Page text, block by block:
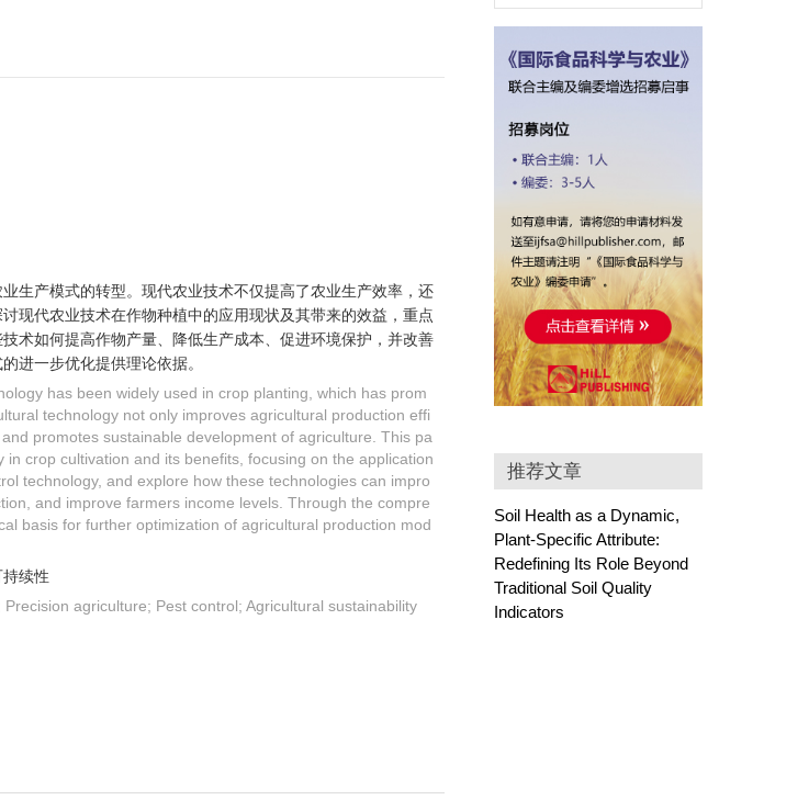
推荐文章
Soil Health as a Dynamic,
Plant-Specific Attribute:
Redefining Its Role Beyond
Traditional Soil Quality
Indicators
生产模式的转型。现代农业技术不仅提高了农业生产效率，还
现代农业技术在作物种植中的应用现状及其带来的效益，重点
术如何提高作物产量、降低生产成本、促进环境保护，并改善
进一步优化提供理论依据。
has been widely used in crop planting, which has prom
technology not only improves agricultural production effi
promotes sustainable development of agriculture. This pa
crop cultivation and its benefits, focusing on the application
technology, and explore how these technologies can impro
and improve farmers income levels. Through the compre
basis for further optimization of agricultural production mod
续性
agriculture; Pest control; Agricultural sustainability